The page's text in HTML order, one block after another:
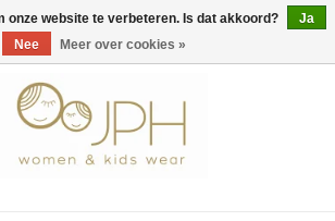
0 Artikelen - €0,00
onze website te verbeteren. Is dat akkoord?
Ja
Nee
Meer over cookies »